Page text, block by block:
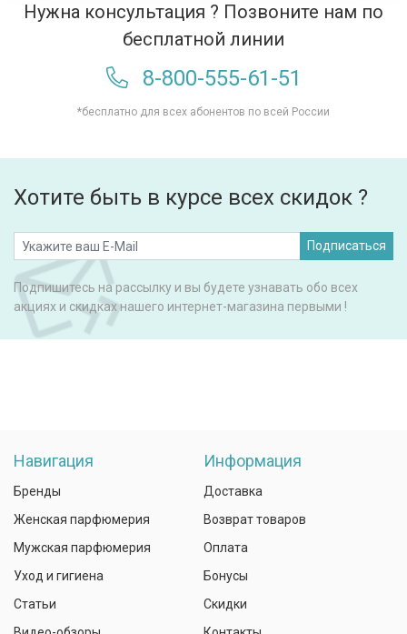
Нужна консультация ? Позвоните нам по
бесплатной линии
8-800-555-61-51
*бесплатно для всех абонентов по всей России
Хотите быть в курсе всех скидок ?
Подписаться
Подпишитесь на рассылку и вы будете узнавать обо всех
акциях и скидках нашего интернет-магазина первыми !
Навигация
Бренды
Женская парфюмерия
Мужская парфюмерия
Уход и гигиена
Статьи
Информация
Доставка
Возврат товаров
Оплата
Бонусы
Скидки